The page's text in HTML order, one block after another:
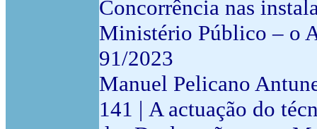
Concorrência nas
Ministério Público – o
91/2023
Manuel Pelicano
141 | A actuação do